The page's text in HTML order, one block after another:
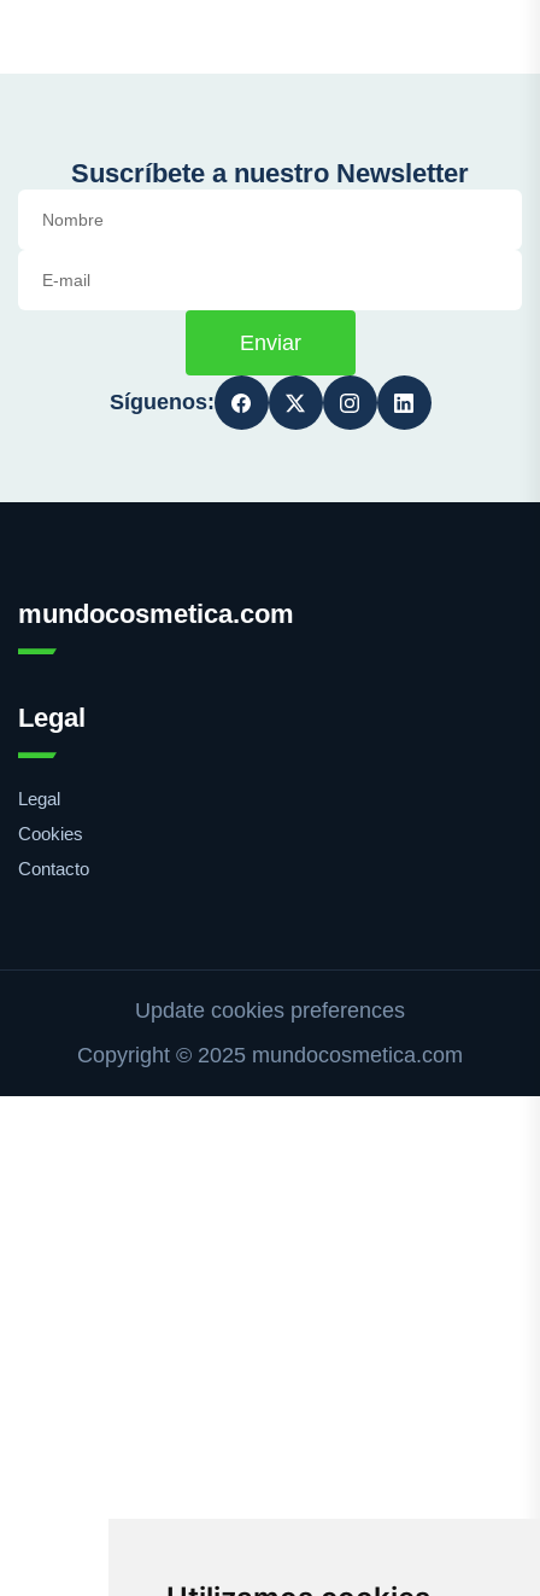
Suscríbete a nuestro Newsletter
Enviar
Síguenos:
mundocosmetica.com
Legal
Legal
Cookies
Contacto
Update cookies preferences
Copyright © 2025 mundocosmetica.com